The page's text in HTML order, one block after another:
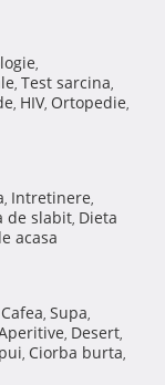
,
, Test sarcina,
, HIV, Ortopedie,
, Intretinere,
de slabit, Dieta
acasa
Cafea, Supa,
, Desert,
, Ciorba burta,